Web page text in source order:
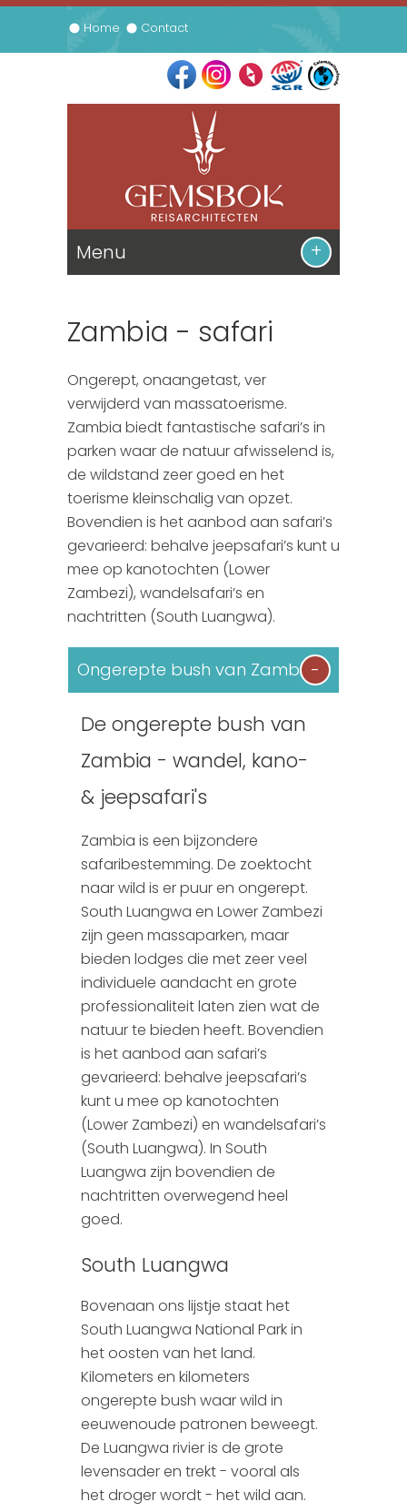
Home Contact
Menu
Zuid Afrika
Namibie
Botswana
Mauritius
Zimbabwe & Zambia
Argentinie
Peru
Ecuador
Tanzania & Kenia
Colombia
Kenia
Informatie
Contact
Wie zijn wij?
Brochure aanvraag
Reisverzekeringen
Boekingsformulier
Autopagina
SGR
Prijsbijlage
Zambia - safari
Ongerept, onaangetast, ver
verwijderd van massatoerisme.
Zambia biedt fantastische safari’s in
parken waar de natuur afwisselend is,
de wildstand zeer goed en het
toerisme kleinschalig van opzet.
Bovendien is het aanbod aan safari’s
gevarieerd: behalve jeepsafari’s kunt u
mee op kanotochten (Lower
Zambezi), wandelsafari’s en
nachtritten (South Luangwa).
Ongerepte bush van Zambia
De ongerepte bush van
Zambia - wandel, kano-
& jeepsafari's
Zambia is een bijzondere
safaribestemming. De zoektocht
naar wild is er puur en ongerept.
South Luangwa en Lower Zambezi
zijn geen massaparken, maar
bieden lodges die met zeer veel
individuele aandacht en grote
professionaliteit laten zien wat de
natuur te bieden heeft. Bovendien
is het aanbod aan safari’s
gevarieerd: behalve jeepsafari’s
kunt u mee op kanotochten
(Lower Zambezi) en wandelsafari’s
(South Luangwa). In South
Luangwa zijn bovendien de
nachtritten overwegend heel
goed.
South Luangwa
Bovenaan ons lijstje staat het
South Luangwa National Park in
het oosten van het land.
Kilometers en kilometers
ongerepte bush waar wild in
eeuwenoude patronen beweegt.
De Luangwa rivier is de grote
levensader en trekt - vooral als
het droger wordt - het wild aan.